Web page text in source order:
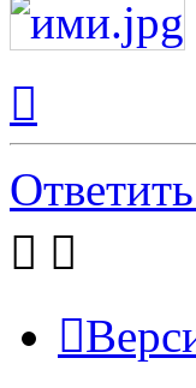
началу
Ответить